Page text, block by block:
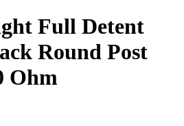
Full Detent
Round Post
Ohm